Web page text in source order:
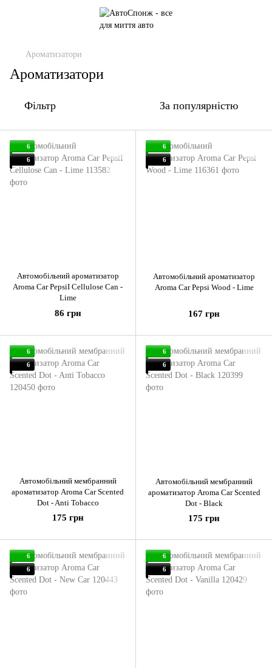
Ароматизатори
Ароматизатори
Фільтр За популярністю
6
6
Автомобільний ароматизатор
Aroma Car PepsiI Cellulose Can -
Lime
86 грн
6
6
Автомобільний ароматизатор
Aroma Car Pepsi Wood - Lime
167 грн
6
6
Автомобільний мембранний
ароматизатор Aroma Car Scented
Dot - Anti Tobacco
175 грн
6
6
Автомобільний мембранний
ароматизатор Aroma Car Scented
Dot - Black
175 грн
6
6
6
6